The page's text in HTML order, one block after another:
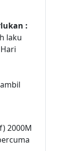
:
laku
2000M